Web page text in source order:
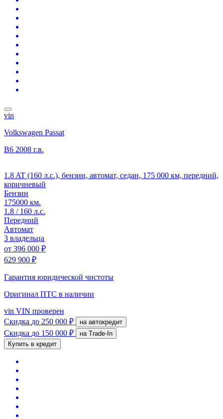
vin
Volkswagen Passat
B6 2008 г.в.
1.8 AT (160 л.с.), бензин, автомат, седан, 175 000 км, передний,
коричневый
Бензин
175000 км.
1.8 / 160 л.с.
Передний
Автомат
3 владельца
от 396 000 ₽
629 900 ₽
Гарантия юридической чистоты
Оригинал ПТС в наличии
vin VIN проверен
Скидка до 250 000 ₽ на автокредит
Скидка до 150 000 ₽
на Trade-In
Купить в кредит